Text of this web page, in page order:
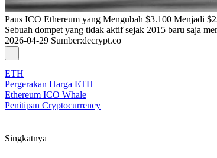
Paus ICO Ethereum yang Mengubah $3.100 Menjadi
Sebuah dompet yang tidak aktif sejak 2015 baru saja
2026-04-29 Sumber:decrypt.co
ETH
Pergerakan Harga ETH
Ethereum ICO Whale
Penitipan Cryptocurrency
Singkatnya